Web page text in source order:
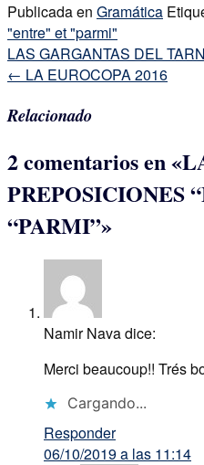
Publicada en Gramática
"entre" et "parmi"
Navegación
de
entrada
LAS GARGANTAS DEL TARN
← LA EUROCOPA 2016
Relacionado
2 comentarios en «
PREPOSICIONES
“PARMI”»
Namir Navadice:
Merci beaucoup!! Trés
Cargando...
Responder
06/10/2019 a las 11:14